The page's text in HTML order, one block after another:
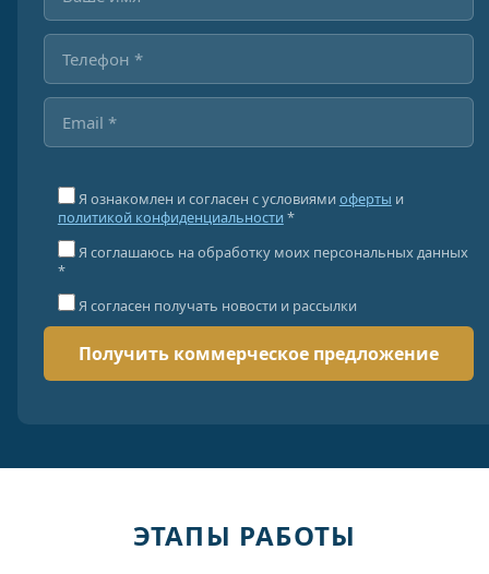
Я ознакомлен и согласен с условиями оферты и
политикой конфиденциальности *
Я соглашаюсь на обработку моих персональных данных
*
Я согласен получать новости и рассылки
ЭТАПЫ РАБОТЫ